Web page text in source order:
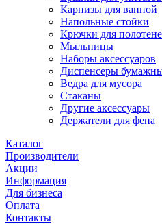
Карнизы для ванной
Напольные стойки
Крючки для
Мыльницы
Наборы аксессуаров
Диспенсеры
Ведра для мусора
Стаканы
Другие аксессуары
Держатели для фена
Каталог
Производители
Акции
Информация
Для бизнеса
Оплата
Контакты